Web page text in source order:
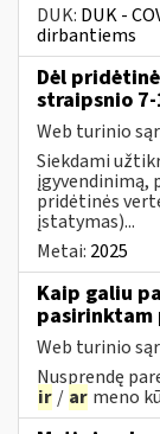
DUK: DUK -
dirbantiems
Dėl
straipsnio
Web turinio
Siekdami
įgyvendinimą,
pridėtinės
įstatymas)...
Metai: 2025
Kaip galiu
pasirinktam
Web turinio
Nusprendę
ir / ar meno